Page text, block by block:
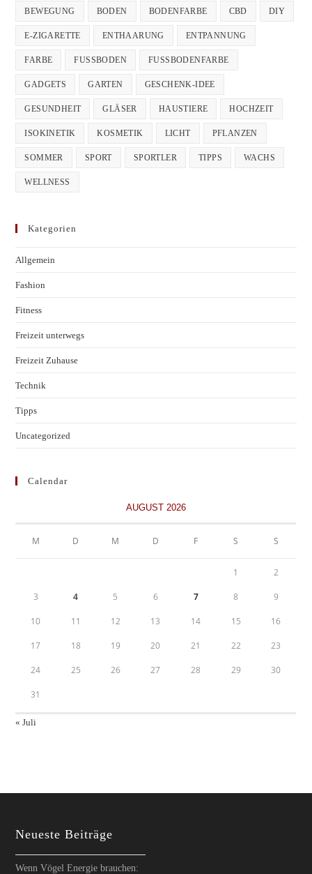
BEWEGUNG BODEN BODENFARBE CBD DIY
E-ZIGARETTE ENTHAARUNG ENTPANNUNG
FARBE FUSSBODEN FUSSBODENFARBE
GADGETS GARTEN GESCHENK-IDEE
GESUNDHEIT GLÄSER HAUSTIERE HOCHZEIT
ISOKINETIK KOSMETIK LICHT PFLANZEN
SOMMER SPORT SPORTLER TIPPS WACHS
WELLNESS
Kategorien
Allgemein
Fashion
Fitness
Freizeit unterwegs
Freizeit Zuhause
Technik
Tipps
Uncategorized
Calendar
AUGUST 2026
M D M D F S S
1 2
3 4 5 6 7 8 9
10 11 12 13 14 15 16
17 18 19 20 21 22 23
24 25 26 27 28 29 30
31
« Juli
Neueste Beiträge
Wenn Vögel Energie brauchen: